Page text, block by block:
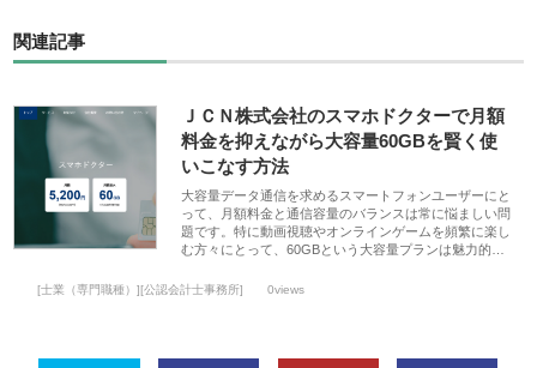
関連記事
ＪＣＮ株式会社のスマホドクターで月額
料金を抑えながら大容量60GBを賢く使
いこなす方法
大容量データ通信を求めるスマートフォンユーザーにと
って、月額料金と通信容量のバランスは常に悩ましい問
題です。特に動画視聴やオンラインゲームを頻繁に楽し
む方々にとって、60GBという大容量プランは魅力的…
[士業（専門職種）][公認会計士事務所] 0views